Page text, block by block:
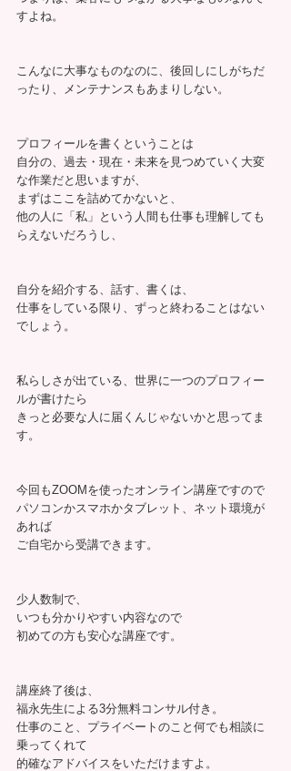
すよね。
こんなに大事なものなのに、後回しにしがちだ
ったり、メンテナンスもあまりしない。
プロフィールを書くということは
自分の、過去・現在・未来を見つめていく大変
な作業だと思いますが、
まずはここを詰めてかないと、
他の人に「私」という人間も仕事も理解しても
らえないだろうし、
自分を紹介する、話す、書くは、
仕事をしている限り、ずっと終わることはない
でしょう。
私らしさが出ている、世界に一つのプロフィー
ルが書けたら
きっと必要な人に届くんじゃないかと思ってま
す。
今回もZOOMを使ったオンライン講座ですので
パソコンかスマホかタブレット、ネット環境が
あれば
ご自宅から受講できます。
少人数制で、
いつも分かりやすい内容なので
初めての方も安心な講座です。
講座終了後は、
福永先生による3分無料コンサル付き。
仕事のこと、プライベートのこと何でも相談に
乗ってくれて
的確なアドバイスをいただけますよ。